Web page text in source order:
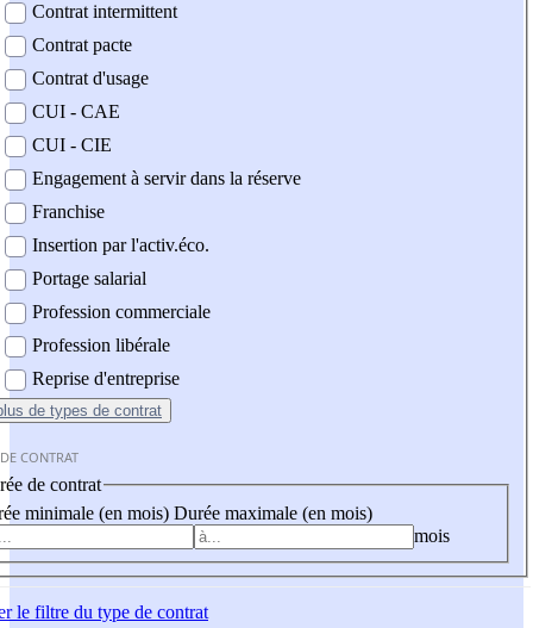
Contrat intermittent
Contrat pacte
Contrat d'usage
CUI - CAE
CUI - CIE
Engagement à servir dans la réserve
Franchise
Insertion par l'activ.éco.
Portage salarial
Profession commerciale
Profession libérale
Reprise d'entreprise
de types de contrat
CONTRAT
de contrat
minimale (en mois) Durée maximale (en mois)
mois
le filtre du type de contrat